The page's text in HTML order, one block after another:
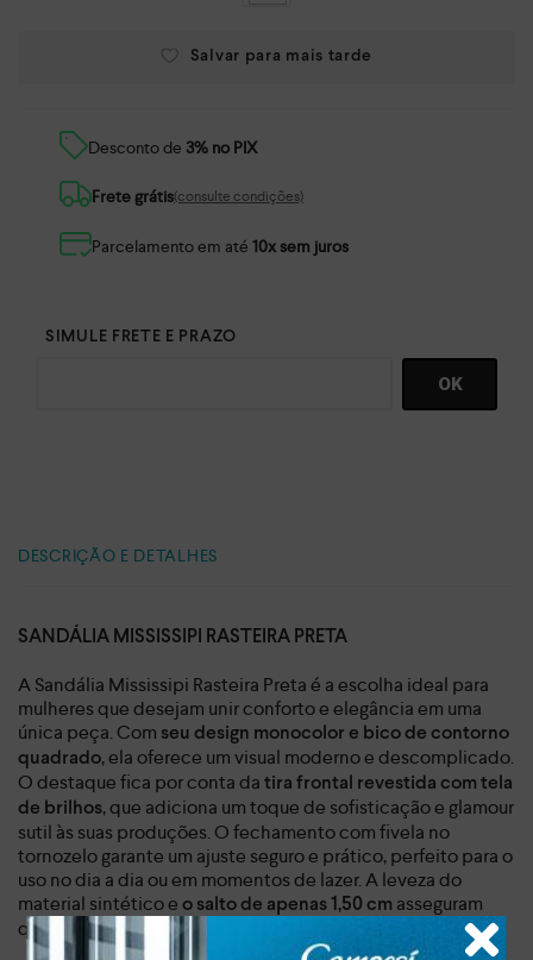
Desconto de 3% no PIX
Frete grátis(consulte condições)
Parcelamento em até 10x sem juros
DESCRIÇÃO E DETALHES
SANDÁLIA MISSISSIPI RASTEIRA PRETA
A Sandália Mississipi Rasteira Preta é a escolha ideal para
mulheres que desejam unir conforto e elegância em uma
única peça. Com seu design monocolor e bico de contorno
quadrado, ela oferece um visual moderno e descomplicado.
O destaque fica por conta da tira frontal revestida com tela
de brilhos, que adiciona um toque de sofisticação e glamour
sutil às suas produções. O fechamento com fivela no
tornozelo garante um ajuste seguro e prático, perfeito para o
uso no dia a dia ou em momentos de lazer. A leveza do
material sintético e o salto de apenas 1,50 cm asseguram
que você se sinta confortável em qualquer ocasião.